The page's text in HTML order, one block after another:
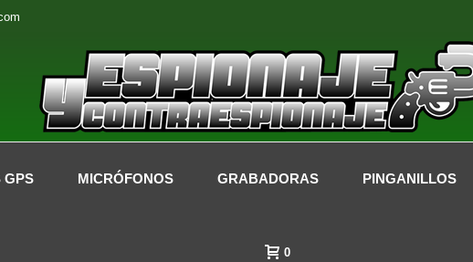
GPS MICRÓFONOS GRABADORAS PINGANILLOS
0